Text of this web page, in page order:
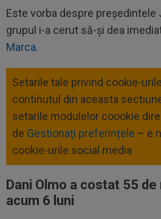
Este vorba despre președintele
grupul i-a cerut să-și dea
Marca.
Setarile tale privind cookie-
continutul din aceasta
setarile modulelor coookie
de Gestionați preferințele – e
cookie-urile social media
Dani Olmo a costat 55
acum 6 luni